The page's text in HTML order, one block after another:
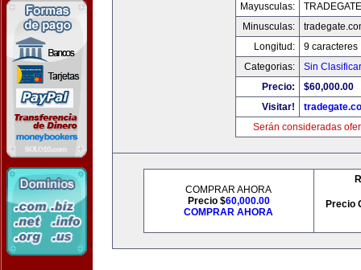
Mayusculas:
Minusculas:
Longitud:
9 caracteres
Categorias:
Sin Clasificar
Precio:
$60,000.00
Visitar!
Serán consideradas
COMPRAR AHORA
Precio $60,000.00
COMPRAR AHORA
Precio